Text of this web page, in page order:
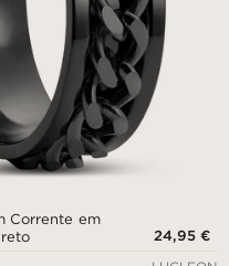
Corrente em
24,95 €